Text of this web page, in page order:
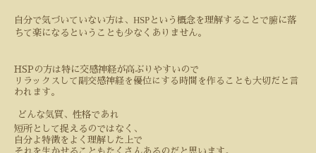
自分で気づいていない方は、 HSP という概念を理解することで腑に落
ちて楽になるということも少なくありません。
HSPの方は特に交感神経が高ぶりやすいので
リラックスして副交感神経を優位にする時間を作ることも大切だと言
われます。
どんな気質、性格であれ
短所として捉えるのではなく、
自分よ特徴をよく理解した上で